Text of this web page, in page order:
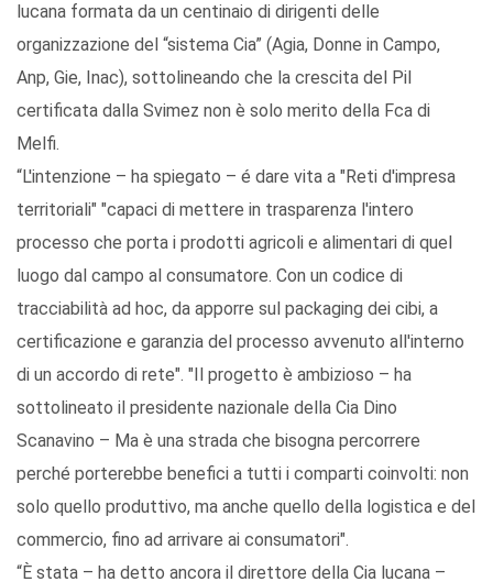
lucana formata da un centinaio di dirigenti delle
organizzazione del “sistema Cia” (Agia, Donne in Campo,
Anp, Gie, Inac), sottolineando che la crescita del Pil
certificata dalla Svimez non è solo merito della Fca di
Melfi.
“L'intenzione – ha spiegato – é dare vita a "Reti d'impresa
territoriali" "capaci di mettere in trasparenza l'intero
processo che porta i prodotti agricoli e alimentari di quel
luogo dal campo al consumatore. Con un codice di
tracciabilità ad hoc, da apporre sul packaging dei cibi, a
certificazione e garanzia del processo avvenuto all'interno
di un accordo di rete". "Il progetto è ambizioso – ha
sottolineato il presidente nazionale della Cia Dino
Scanavino – Ma è una strada che bisogna percorrere
perché porterebbe benefici a tutti i comparti coinvolti: non
solo quello produttivo, ma anche quello della logistica e del
commercio, fino ad arrivare ai consumatori".
“È stata – ha detto ancora il direttore della Cia lucana –